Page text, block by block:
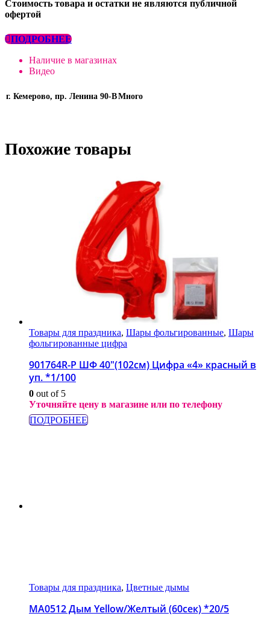
Стоимость товара и остатки не являются публичной
офертой
ПОДРОБНЕЕ
Наличие в магазинах
Видео
г. Кемерово, пр. Ленина 90-ВМного
Похожие товары
Товары для праздника, Шары фольгированные, Шары
фольгированные цифра
901764R-P ШФ 40″(102см) Цифра «4» красный в
уп. *1/100
0 out of 5
Уточняйте цену в магазине или по телефону
ПОДРОБНЕЕ
Товары для праздника, Цветные дымы
МА0512 Дым Yellow/Желтый (60сек) *20/5